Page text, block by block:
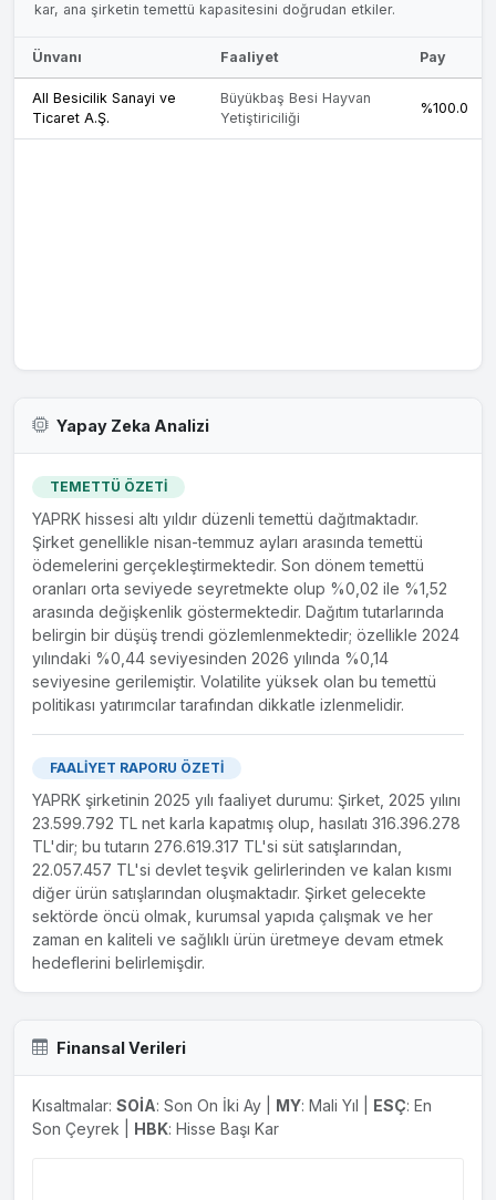
kar, ana şirketin temettü kapasitesini doğrudan etkiler.
Ünvanı Faaliyet Pay
All Besicilik Sanayi ve
Ticaret A.Ş.
Büyükbaş Besi Hayvan
Yetiştiriciliği
%100.0
Yapay Zeka Analizi
TEMETTÜ ÖZETİ
YAPRK hissesi altı yıldır düzenli temettü dağıtmaktadır.
Şirket genellikle nisan-temmuz ayları arasında temettü
ödemelerini gerçekleştirmektedir. Son dönem temettü
oranları orta seviyede seyretmekte olup %0,02 ile %1,52
arasında değişkenlik göstermektedir. Dağıtım tutarlarında
belirgin bir düşüş trendi gözlemlenmektedir; özellikle 2024
yılındaki %0,44 seviyesinden 2026 yılında %0,14
seviyesine gerilemiştir. Volatilite yüksek olan bu temettü
politikası yatırımcılar tarafından dikkatle izlenmelidir.
FAALİYET RAPORU ÖZETİ
YAPRK şirketinin 2025 yılı faaliyet durumu: Şirket, 2025 yılını
23.599.792 TL net karla kapatmış olup, hasılatı 316.396.278
TL'dir; bu tutarın 276.619.317 TL'si süt satışlarından,
22.057.457 TL'si devlet teşvik gelirlerinden ve kalan kısmı
diğer ürün satışlarından oluşmaktadır. Şirket gelecekte
sektörde öncü olmak, kurumsal yapıda çalışmak ve her
zaman en kaliteli ve sağlıklı ürün üretmeye devam etmek
hedeflerini belirlemişdir.
Finansal Verileri
Kısaltmalar: SOİA: Son On İki Ay | MY: Mali Yıl | ESÇ: En
Son Çeyrek | HBK: Hisse Başı Kar